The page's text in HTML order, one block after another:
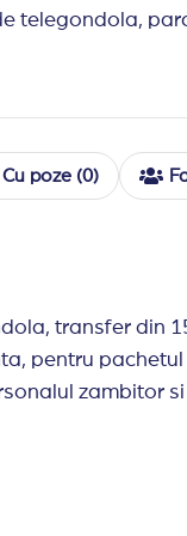
(gratuit).
parcării în
de disponibilitate.
telegondola,
de Revelion
de Craciun
Cu poze (0)
transfer din
pentru
zambitor